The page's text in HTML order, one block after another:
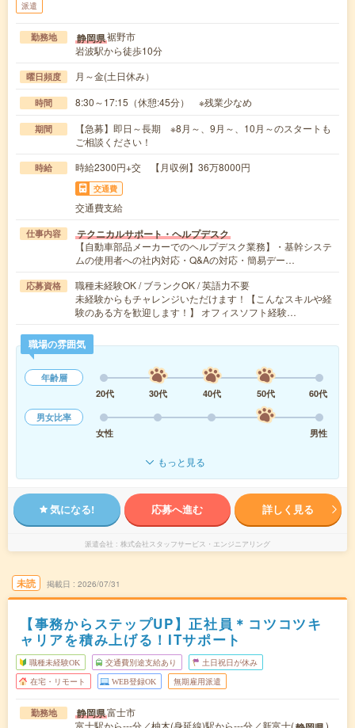
派遣
勤務地 静岡県裾野市
岩波駅から徒歩10分
曜日頻度 月～金(土日休み）
時間 8:30～17:15（休憩:45分） ※残業少なめ
期間
【急募】即日～長期 ※8月～、9月～、10月～のスタートも
ご相談ください！
時給 時給2300円+交 【月収例】36万8000円
交通費
交通費支給
仕事内容 テクニカルサポート・ヘルプデスク
【自動車部品メーカーでのヘルプデスク業務】・基幹システ
ムの使用者への社内対応・Q&Aの対応・簡易デー…
応募資格
職種未経験OK / ブランクOK / 英語力不要
未経験からもチャレンジいただけます！【こんなスキルや経
験のある方を歓迎します！】 オフィスソフト経験…
職場の雰囲気
年齢層
20代
30代 40代 50代
60代
男女比率
女性
男性
もっと見る
気になる! 応募へ進む 詳しく見る
派遣会社 株式会社スタッフサービス・エンジニアリング
未読 掲載日 2026/07/31
【事務からステップUP】正社員＊コツコツキ
ャリアを積み上げる！ITサポート
職種未経験OK 交通費別途支給あり 土日祝日が休み
在宅・リモート WEB登録OK 無期雇用派遣
勤務地 静岡県富士市